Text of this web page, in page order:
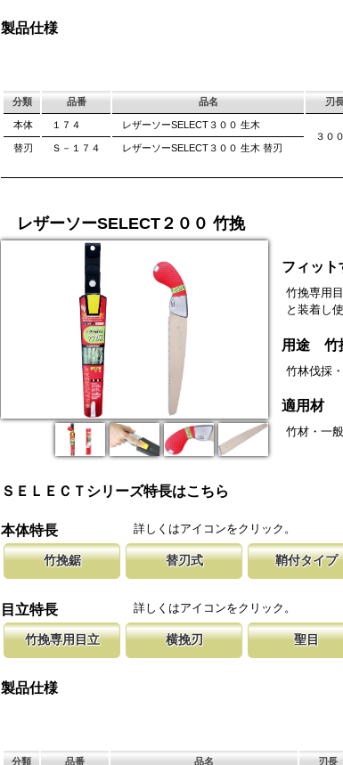
てで、刃全体で均等に切進むことが出来るようにした目
立てです。
のかきだしを助け、良好な切れ味を発揮します。
製品仕様
分類 品番 品名 刃
本体 １７４
レザーソーSELECT３００ 生木
３０
替刃 Ｓ－１７４ レザーソーSELECT３００ 生木 替刃
レザーソーSELECT２００ 竹挽
フィット
竹挽専用
と装着し
用途 竹
竹林伐採
適用材
竹材・一
ＳＥＬＥＣＴシリーズ特長はこちら
本体特長 詳しくはアイコンをクリック。
竹挽鋸
等に使用して頂けます。
替刃式
します。 鋸刃のマーキング（右下）に替刃品番を明記
しています。
鞘付タイプ
果樹園、型枠作業など野外での使用
ております。
目立特長 詳しくはアイコンをクリック。
竹挽専用目立
エッジを鋭く仕上げています。
横挽刃
になっています。 横挽刃を縦挽に使用すると、けっし
聖目
製品仕様
分類 品番 品名 刃長